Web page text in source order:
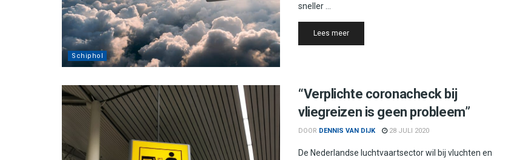
Schiphol
sneller ...
Lees meerDetails
“Verplichte coronacheck bij
vliegreizen is geen probleem”
DOOR DENNIS VAN DIJK 28 JULI 2020
De Nederlandse luchtvaartsector wil bij vluchten en